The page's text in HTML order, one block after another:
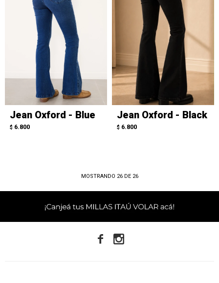
Jean Oxford - Blue
$ 6.800
Jean Oxford - Black
$ 6.800
MOSTRANDO 26DE 26
 